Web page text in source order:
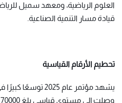
العلوم الرياضية، ومعهد سميل
قيادة مسار التنمية الصناعية.
تحطيم الأرقام القياسية
يشهد مؤتمر عام